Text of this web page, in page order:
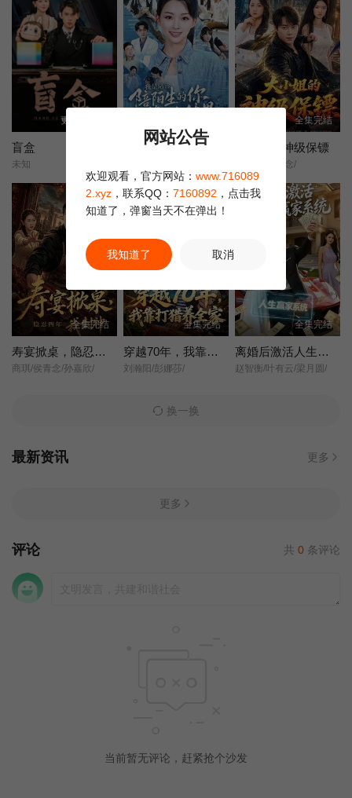
更新第08集
盲盒
未知
我是陪诊，陪陌生的你等一个结果
全集完结
大小姐的神级保镖
胡忠睿/侯青念/
全集完结
寿宴掀桌，隐忍四年我封神
商琪/侯青念/孙嘉欣/
全集完结
穿越70年，我靠打猎养全家
刘瀚阳/彭娜莎/
全集完结
离婚后激活人生赢家系统
赵智衡/叶有云/梁月圆/
换一换
最新资讯 更多
更多
评论 共 0 条评论
当前暂无评论，赶紧抢个沙发
网站公告
欢迎观看，官方网站： www.716089
2.xyz ，联系QQ： 7160892 ，点击我
知道了，弹窗当天不在弹出！
我知道了 取消